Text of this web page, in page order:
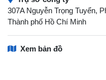
307A Nguyễn Trọng Tuyển,
Thành phố Hồ Chí Minh
Xem bản đồ